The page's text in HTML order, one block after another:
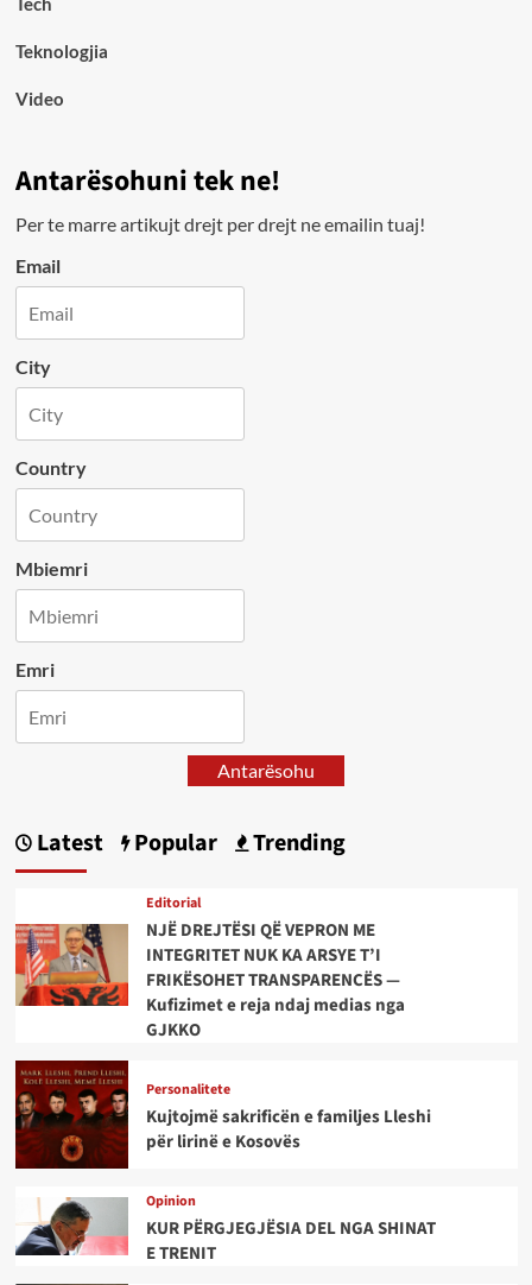
Teknologjia
Video
Antarësohuni tek ne!
Per te marre artikujt drejt per drejt ne emailin tuaj!
Email
City
Country
Mbiemri
Emri
Antarësohu
Latest Popular Trending
Editorial
NJË DREJTËSI QË VEPRON ME
INTEGRITET NUK KA ARSYE T’I
FRIKËSOHET TRANSPARENCËS —
Kufizimet e reja ndaj medias nga
GJKKO
Personalitete
Kujtojmë sakrificën e familjes Lleshi
për lirinë e Kosovës
Opinion
KUR PËRGJEGJËSIA DEL NGA SHINAT
E TRENIT